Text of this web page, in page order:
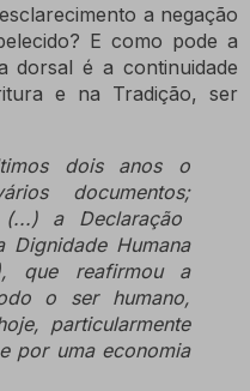
a negação
E como pode a
dorsal é a continuidade
e na Tradição, ser
dois anos o
documentos;
a Declaração
Dignidade Humana
que reafirmou a
o ser humano,
particularmente
por uma economia